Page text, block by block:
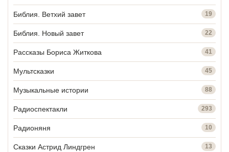
Библия. Ветхий завет 19
Библия. Новый завет 22
Рассказы Бориса Житкова 41
Мультсказки 45
Музыкальные истории 88
Радиоспектакли 293
Радионяня 10
Сказки Астрид Линдгрен 13